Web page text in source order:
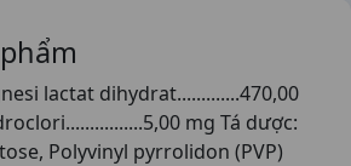
lactat dihydrat.............470,00
mg Tá dược:
Polyvinyl pyrrolidon (PVP)